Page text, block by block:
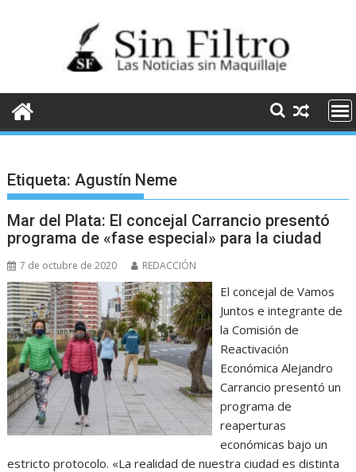
Etiqueta:Agustín Neme
Mar del Plata: El concejal Carrancio presentó
programa de «fase especial» para la ciudad
7 de octubre de 2020 REDACCIÓN
El concejal de Vamos
Juntos e integrante de
la Comisión de
Reactivación
Económica Alejandro
Carrancio presentó un
programa de
reaperturas
económicas bajo un
estricto protocolo. «La realidad de nuestra ciudad es distinta